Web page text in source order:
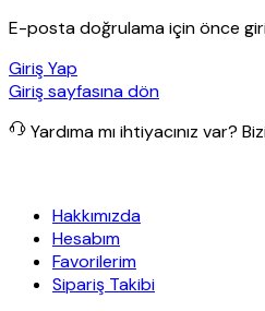
E-posta doğrulama için önce
Giriş Yap
Giriş sayfasına dön
Yardıma mı ihtiyacınız var?
Hakkımızda
Hesabım
Favorilerim
Sipariş Takibi